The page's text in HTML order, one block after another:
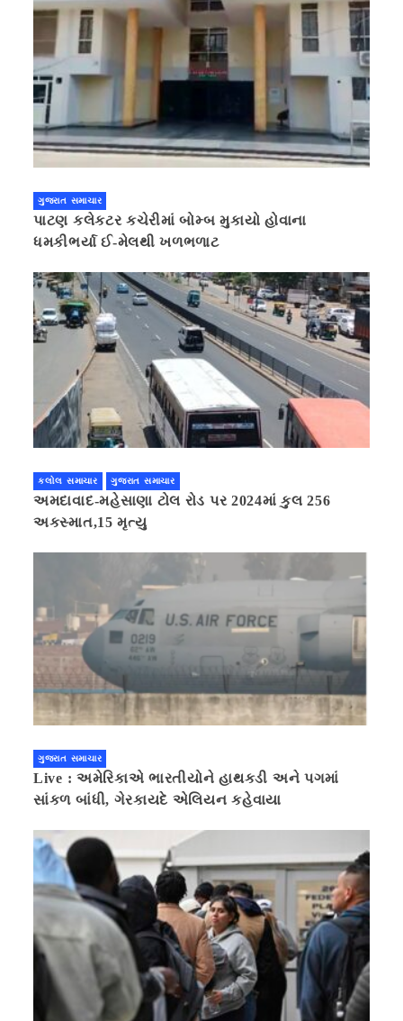
ગુજરાત સમાચાર
પાટણ કલેકટર કચેરીમાં બોમ્બ મુકાયો હોવાના
ધમકીભર્યા ઈ-મેલથી ખળભળાટ
કલોલ સમાચાર ગુજરાત સમાચાર
અમદાવાદ-મહેસાણા ટોલ રોડ પર 2024માં કુલ 256
અકસ્માત,15 મૃત્યુ
ગુજરાત સમાચાર
Live : અમેરિકાએ ભારતીયોને હાથકડી અને પગમાં
સાંકળ બાંધી, ગેરકાયદે એલિયન કહેવાયા